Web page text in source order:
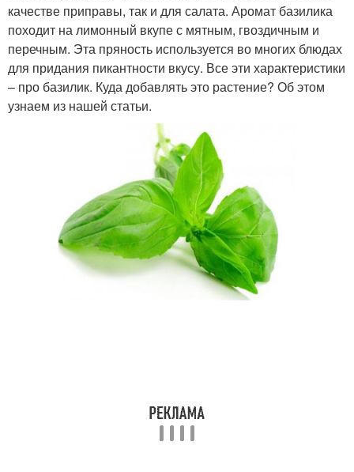
качестве приправы, так и для салата. Аромат базилика
походит на лимонный вкупе с мятным, гвоздичным и
перечным. Эта пряность используется во многих блюдах
для придания пикантности вкусу. Все эти характеристики
– про базилик. Куда добавлять это растение? Об этом
узнаем из нашей статьи.